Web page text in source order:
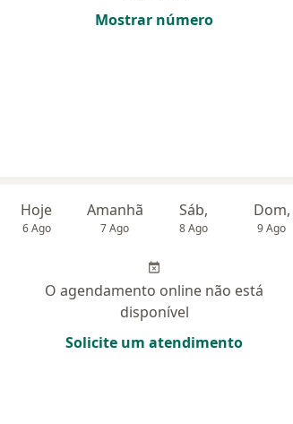
Mostrar número
Hoje
6 Ago
Amanhã
7 Ago
Sáb,
8 Ago
Dom,
9 Ago
O agendamento online não está
disponível
Solicite um atendimento